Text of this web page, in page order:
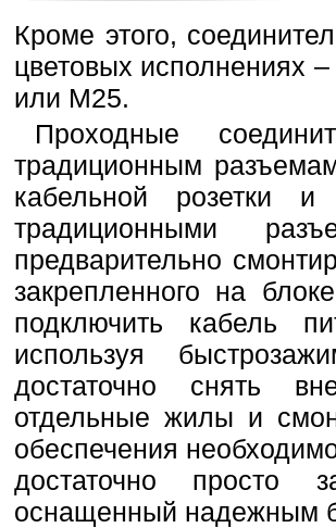
Кроме этого,
цветовых исполнениях
или M25.
Проходные
традиционным
кабельной розетки
традиционными
предварительно
закрепленного на
подключить кабель
используя
достаточно снять
отдельные жилы и
обеспечения
достаточно просто
оснащенный надежным